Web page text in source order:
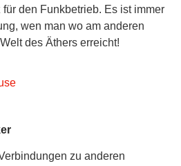
den Funkbetrieb. Es ist immer
wen man wo am anderen
des Äthers erreicht!
zu anderen